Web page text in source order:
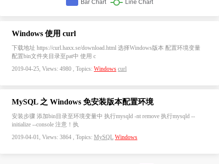
Windows 使用 curl
下载地址 https://curl.haxx.se/download.html 选择Windows版本 配置环境变量
配置bin文件夹目录至pat中 使用 c
2019-04-25, Views: 4980 , Topics: Windows curl
MySQL 之 Windows 免安装版本配置环境
安装步骤 添加bin目录至环境变量中 执行mysqld -nt remove 执行mysqld --
initialize --console 注意！执
2019-04-01, Views: 3864 , Topics: MySQL Windows